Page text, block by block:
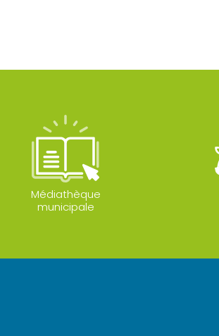
Médiathèque
municipale